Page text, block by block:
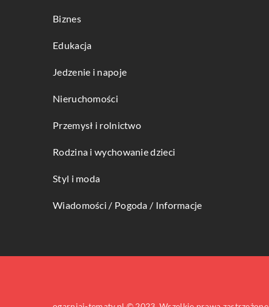
Biznes
Edukacja
Jedzenie i napoje
Nieruchomości
Przemysł i rolnictwo
Rodzina i wychowanie dzieci
Styl i moda
Wiadomości / Pogoda / Informacje